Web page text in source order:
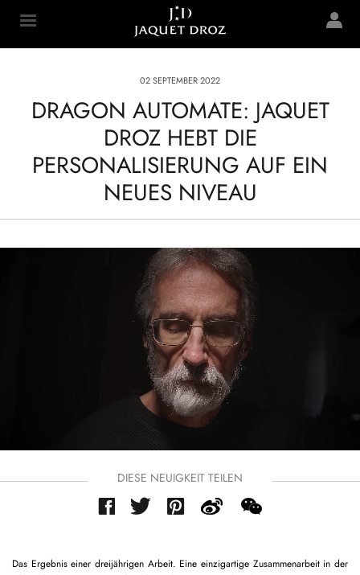
content
Jaquet Droz
02 SEPTEMBER 2022
DRAGON AUTOMATE: JAQUET
DROZ HEBT DIE
PERSONALISIERUNG AUF EIN
NEUES NIVEAU
DIESE NEUIGKEIT TEILEN
Das Ergebnis einer dreijährigen Arbeit. Eine einzigartige Zusammenarbeit in der